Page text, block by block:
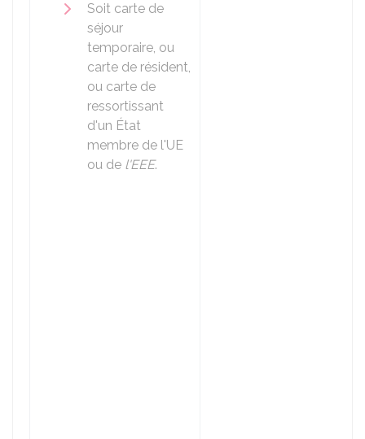
Soit carte de
séjour
temporaire, ou
carte de résident,
ou carte de
ressortissant
d'un État
membre de l'UE
ou de l'EEE.